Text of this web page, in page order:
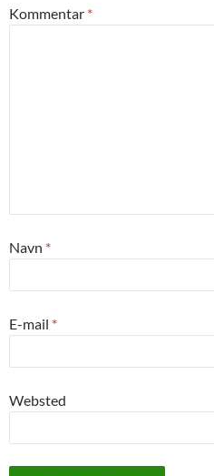
Kommentar *
Navn *
E-mail *
Websted